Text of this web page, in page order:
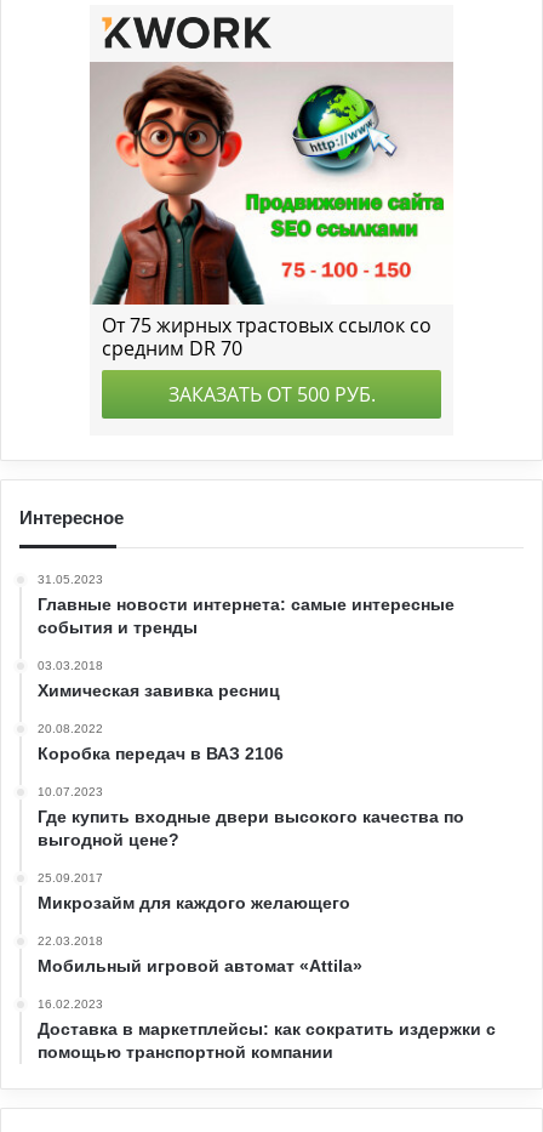
Интересное
31.05.2023
Главные новости интернета: самые интересные
события и тренды
03.03.2018
Химическая завивка ресниц
20.08.2022
Коробка передач в ВАЗ 2106
10.07.2023
Где купить входные двери высокого качества по
выгодной цене?
25.09.2017
Микрозайм для каждого желающего
22.03.2018
Мобильный игровой автомат «Attila»
16.02.2023
Доставка в маркетплейсы: как сократить издержки с
помощью транспортной компании